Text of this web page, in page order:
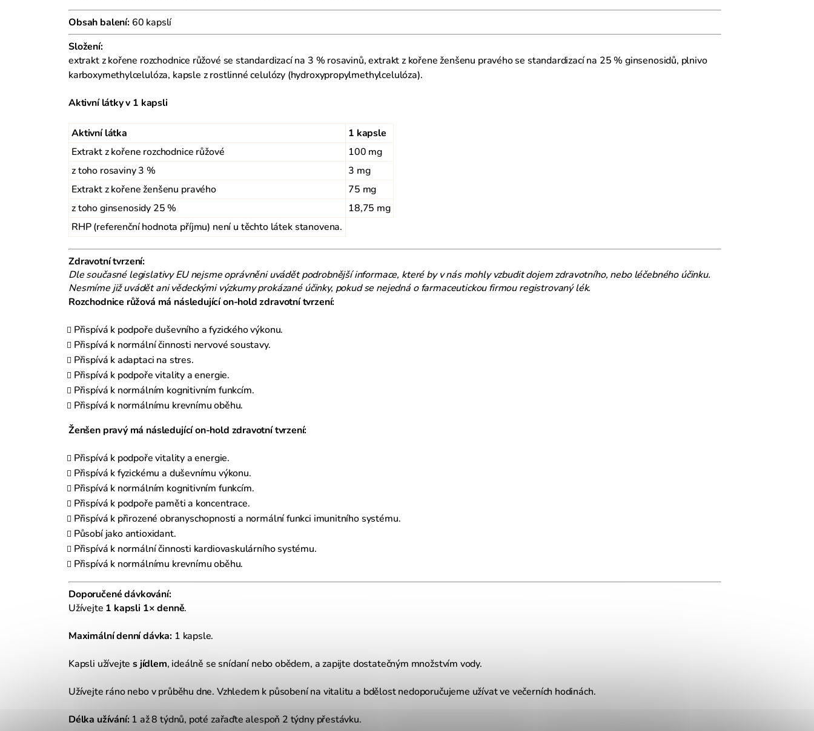
Obsah balení:60 kapslí
Složení:
extrakt z kořene rozchodnice růžové se standardizací na 3 % rosavinů, extrakt z kořene ženšenu pravého se standardizací na 25 % ginsenosidů, plnivo
karboxymethylcelulóza, kapsle z rostlinné celulózy (hydroxypropylmethylcelulóza).
Aktivní látky v 1 kapsli
Aktivní látka
1 kapsle
Extrakt z kořene rozchodnice růžové
100 mg
z toho rosaviny 3 %
3 mg
Extrakt z kořene ženšenu pravého
75 mg
z toho ginsenosidy 25 %
18,75 mg
RHP (referenční hodnota příjmu) není u těchto látek stanovena.
Zdravotní tvrzení:
Dle současné legislativy EU nejsme oprávněni uvádět podrobnější informace, které by v nás mohly vzbudit dojem zdravotního, nebo léčebného účinku.
Nesmíme již uvádět ani vědeckými výzkumy prokázané účinky, pokud se nejedná o farmaceutickou firmou registrovaný lék.
Rozchodnice růžová má následující on-hold zdravotní tvrzení:
Přispívá k podpoře duševního a fyzického výkonu.
Přispívá k normální činnosti nervové soustavy.
Přispívá k adaptaci na stres.
Přispívá k podpoře vitality a energie.
Přispívá k normálním kognitivním funkcím.
Přispívá k normálnímu krevnímu oběhu.
Ženšen pravý má následující on-hold zdravotní tvrzení:
Přispívá k podpoře vitality a energie.
Přispívá k fyzickému a duševnímu výkonu.
Přispívá k normálním kognitivním funkcím.
Přispívá k podpoře paměti a koncentrace.
Přispívá k přirozené obranyschopnosti a normální funkci imunitního systému.
Působí jako antioxidant.
Přispívá k normální činnosti kardiovaskulárního systému.
Přispívá k normálnímu krevnímu oběhu.
Doporučené dávkování:
Užívejte 1 kapsli 1× denně.
Maximální denní dávka: 1 kapsle.
Kapsli užívejtes jídlem, ideálně se snídaní nebo obědem, a zapijte dostatečným množstvím vody.
Užívejte ráno nebo v průběhu dne. Vzhledem k působení na vitalitu a bdělost nedoporučujeme užívat ve večerních hodinách.
Délka užívání:1 až 8 týdnů, poté zařaďte alespoň 2 týdny přestávku.